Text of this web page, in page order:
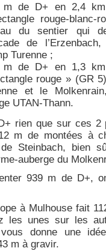
m de D+ en 2,4
rouge-blanc-
du sentier qui
de
Turenne ;
m de D+ en 1,3
rouge » (GR
et le
UTAN-Thann.
rien que sur ces 2
m de montées à
Steinbach, bien
auberge du
939 m de D+,
à Mulhouse fait
les unes sur les
vous donne une
m à gravir.